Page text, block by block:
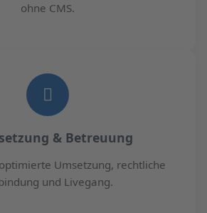
ohne CMS.
& Betreuung
Umsetzung, rechtliche
und Livegang.